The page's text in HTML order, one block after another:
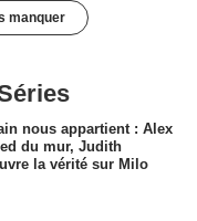
manquer
nous appartient : Alex
du mur, Judith
la vérité sur Milo